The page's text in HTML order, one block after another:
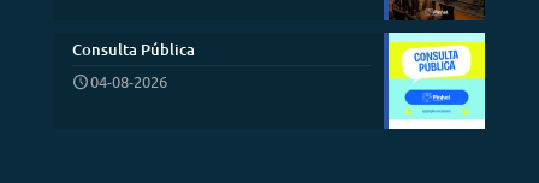
Consulta Pública
04-08-2026